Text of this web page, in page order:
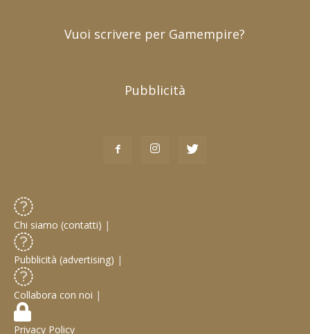
Vuoi scrivere per Gamempire?
Pubblicità
Chi siamo (contatti) |
Pubblicità (advertising) |
Collabora con noi |
Privacy Policy